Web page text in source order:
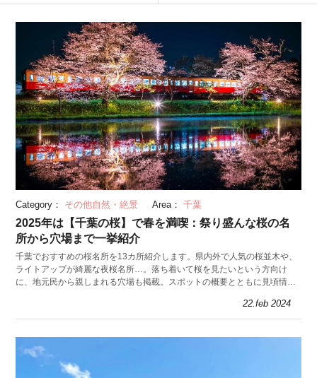
Category： その他自然・絶景 Area： 千葉
2025年は【千葉の桜】で春を満喫：祭り盛んな桜の名
所から穴場まで一挙紹介
千葉でおすすめの桜名所を13カ所紹介します。県内外で人気の桜並木や、
ライトアップが綺麗な夜桜名所…。落ち着いて桜を見たいという方向け
に、地元民から親しまれる穴場も掲載。スポットの概要とともに見頃情報
22.feb 2024